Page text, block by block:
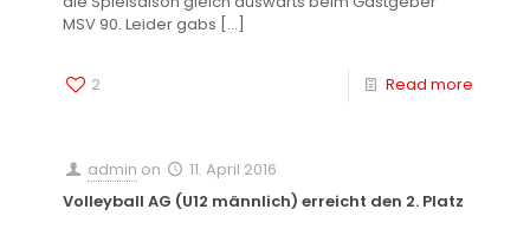
MSV 90. Leider gabs […]
2 Read more
admin on
11. April 2016
Volleyball AG (U12 männlich) erreicht den 2. Platz